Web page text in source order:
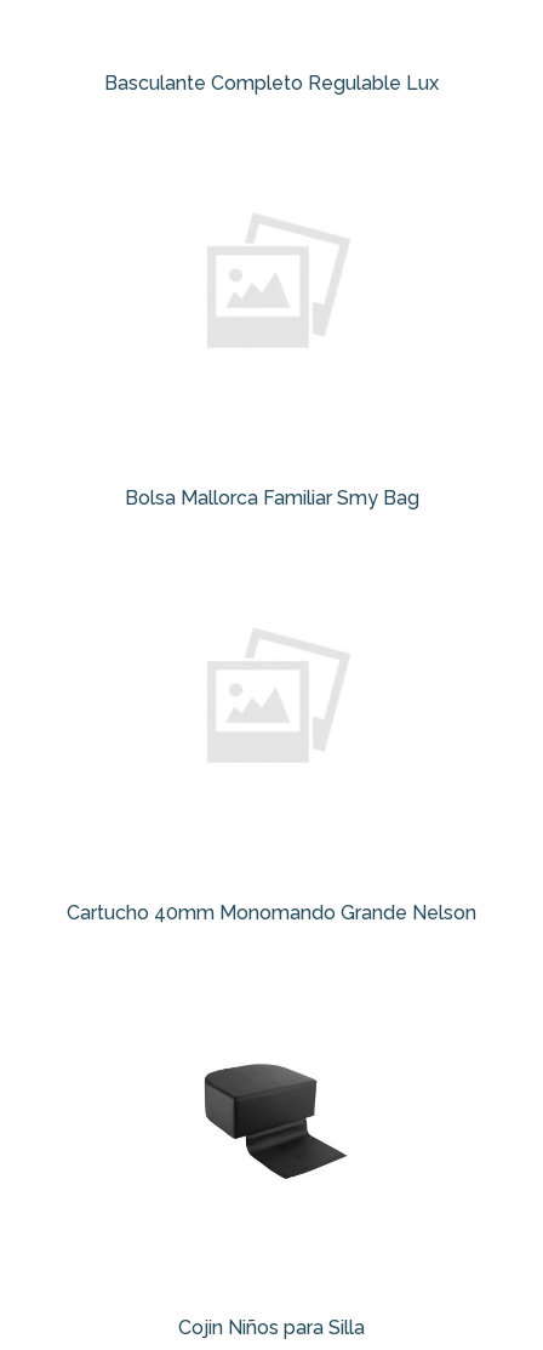
Basculante Completo Regulable Lux
Bolsa Mallorca Familiar Smy Bag
Cartucho 40mm Monomando Grande Nelson
Cojin Niños para Silla